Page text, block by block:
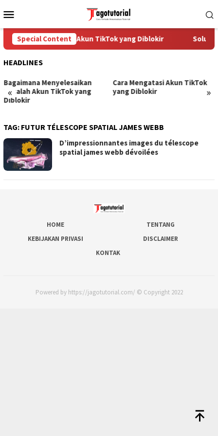
to
Menu
Special Content
Cara Mengatasi Akun TikTok yang Diblokir Solusi
HEADLINES
« »
Bagaimana Menyelesaikan
Masalah Akun TikTok yang
Diblokir
Cara Mengatasi Akun TikTok
yang Diblokir
TAG: FUTUR TÉLESCOPE SPATIAL JAMES WEBB
D’impressionnantes images du télescope
spatial james webb dévoilées
HOME
TENTANG
KEBIJAKAN PRIVASI
DISCLAIMER
KONTAK
Powered by https://jagotutorial.com/ © Copyright 2022